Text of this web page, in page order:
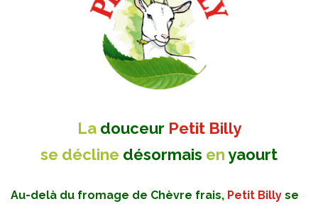
Ladouceur Petit Billy
se décline désormais enyaourt
Au-delà du fromage de Chèvre frais, Petit Billy se